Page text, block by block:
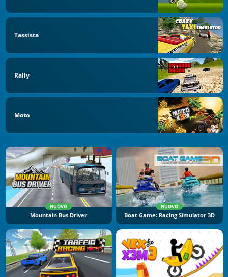
Tassista
Rally
Moto
NUOVO
Mountain Bus Driver
NUOVO
Boat Game: Racing Simulator 3D